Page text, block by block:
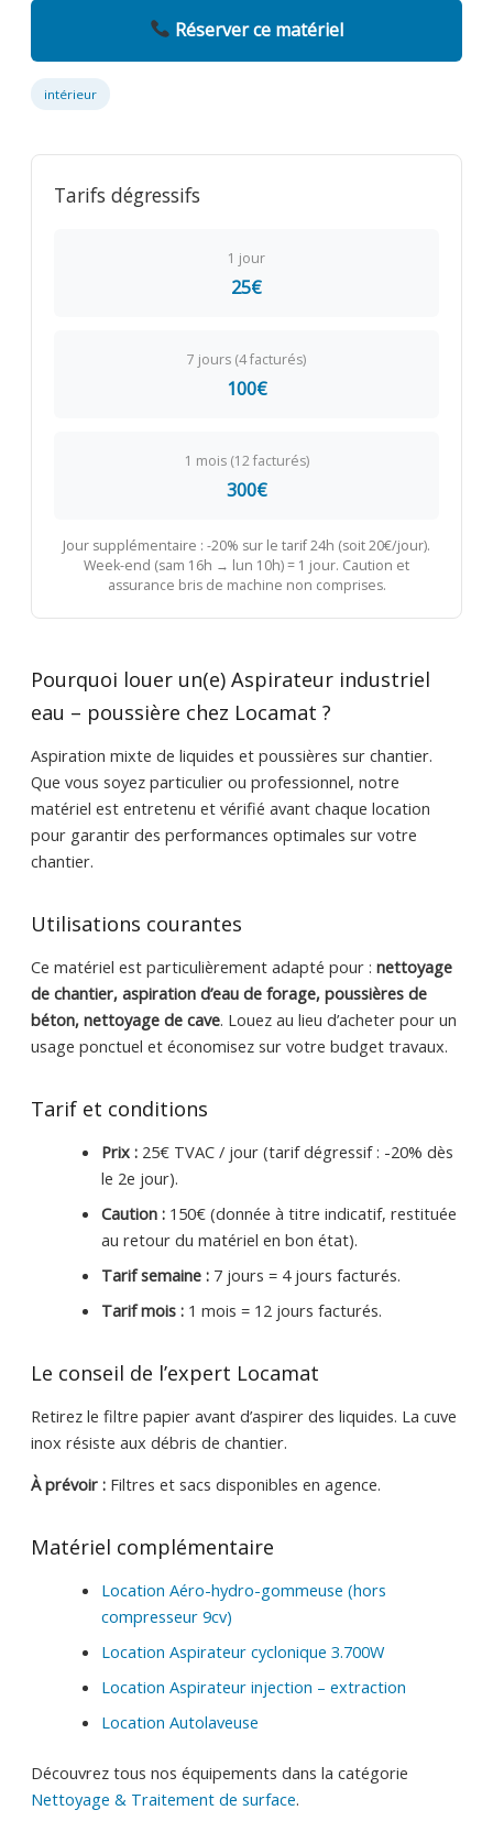
Réserver ce matériel
intérieur
Tarifs dégressifs
1 jour
25€
7 jours (4 facturés)
100€
1 mois (12 facturés)
300€
Jour supplémentaire : -20% sur le tarif 24h (soit 20€/jour).
Week-end (sam 16h → lun 10h) = 1 jour. Caution et
assurance bris de machine non comprises.
Pourquoi louer un(e) Aspirateur industriel
eau – poussière chez Locamat ?
Aspiration mixte de liquides et poussières sur chantier.
Que vous soyez particulier ou professionnel, notre
matériel est entretenu et vérifié avant chaque location
pour garantir des performances optimales sur votre
chantier.
Utilisations courantes
Ce matériel est particulièrement adapté pour : nettoyage
de chantier, aspiration d’eau de forage, poussières de
béton, nettoyage de cave. Louez au lieu d’acheter pour un
usage ponctuel et économisez sur votre budget travaux.
Tarif et conditions
Prix :25€ TVAC / jour (tarif dégressif : -20% dès
le 2e jour).
Caution :150€ (donnée à titre indicatif, restituée
au retour du matériel en bon état).
Tarif semaine :7 jours = 4 jours facturés.
Tarif mois :1 mois = 12 jours facturés.
Le conseil de l’expert Locamat
Retirez le filtre papier avant d’aspirer des liquides. La cuve
inox résiste aux débris de chantier.
À prévoir :Filtres et sacs disponibles en agence.
Matériel complémentaire
Location Aéro-hydro-gommeuse (hors
compresseur 9cv)
Location Aspirateur cyclonique 3.700W
Location Aspirateur injection – extraction
Location Autolaveuse
Découvrez tous nos équipements dans la catégorie
Nettoyage & Traitement de surface.